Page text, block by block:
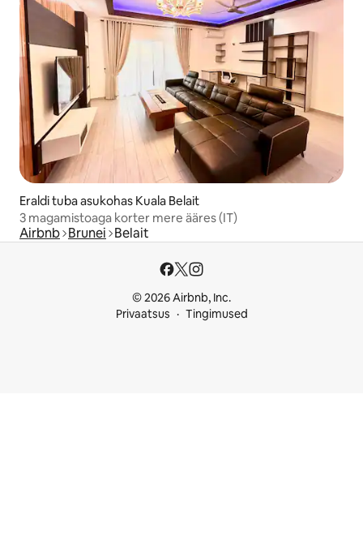
Eraldi tuba asukohas Kuala Belait
3 magamistoaga korter mere ääres (IT)
Airbnb Brunei Belait
© 2026 Airbnb, Inc.
Privaatsus
Tingimused